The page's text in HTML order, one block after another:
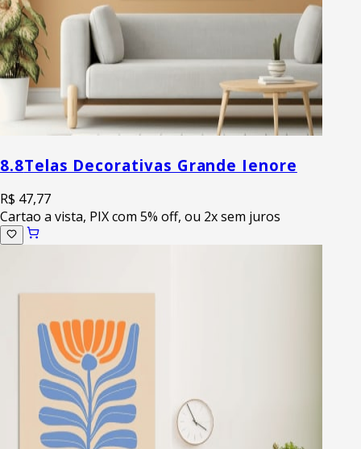
8.8Telas Decorativas Grande Ienore
R$ 47,77
Cartao a vista, PIX com 5% off, ou 2x sem juros